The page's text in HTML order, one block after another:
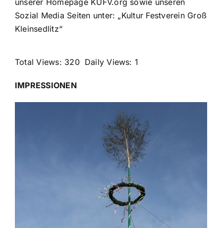
unserer Homepage KUFV.org sowie unseren
Sozial Media Seiten unter: „Kultur Festverein Groß
Kleinsedlitz“
Total Views: 320 Daily Views: 1
IMPRESSIONEN